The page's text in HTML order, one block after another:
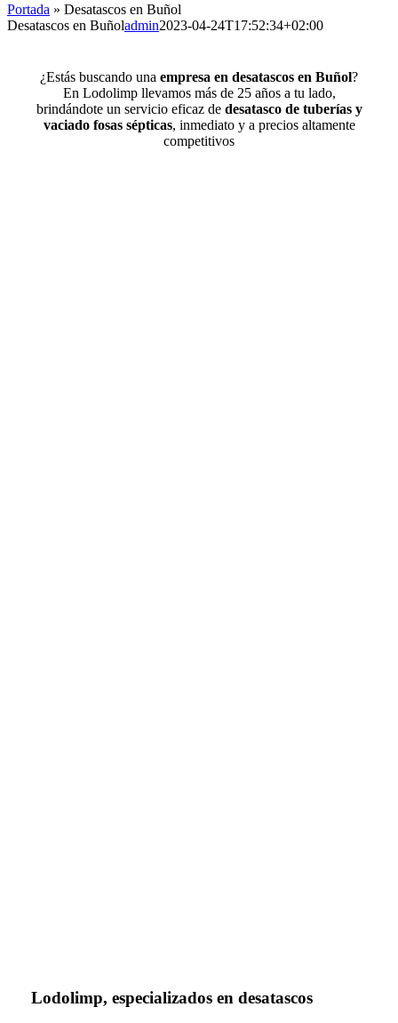
Portada » Desatascos en Buñol
Desatascos en Buñoladmin2023-04-24T17:52:34+02:00
¿Estás buscando una empresa en desatascos en Buñol?
En Lodolimp llevamos más de 25 años a tu lado,
brindándote un servicio eficaz dedesatasco de tuberías y
vaciado fosas sépticas, inmediato y a precios altamente
competitivos
Lodolimp, especializados en desatascos